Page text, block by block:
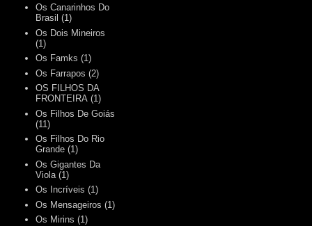
Os Canarinhos Do
Brasil (1)
Os Dois Mineiros
(1)
Os Famks (1)
Os Farrapos (2)
OS FILHOS DA
FRONTEIRA (1)
Os Filhos De Goiás
(11)
Os Filhos Do Rio
Grande (1)
Os Gigantes Da
Viola (1)
Os Incríveis (1)
Os Mensageiros (1)
Os Mirins (1)